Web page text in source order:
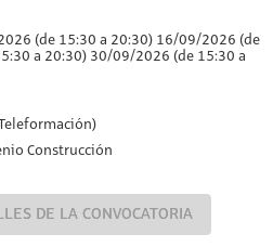
(de 15:30 a 20:30) 16/09/2026 (de
a 20:30) 30/09/2026 (de 15:30 a
Construcción
DE LA CONVOCATORIA